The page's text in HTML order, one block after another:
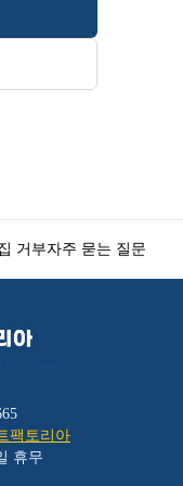
거부자주 묻는 질문
팩토리아
휴무